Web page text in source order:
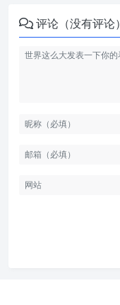
评论（没有评论）